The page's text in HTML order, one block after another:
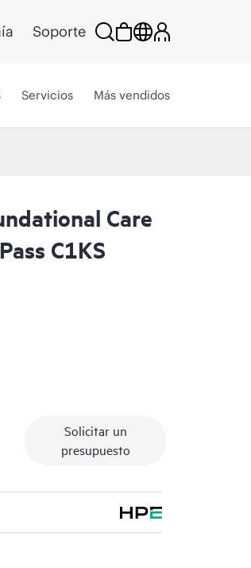
Soporte
Servicios Más vendidos
Care
C1KS
Solicitar un
presupuesto